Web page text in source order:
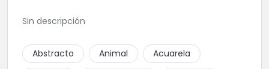
Sin descripción
Abstracto Animal
Acuarela